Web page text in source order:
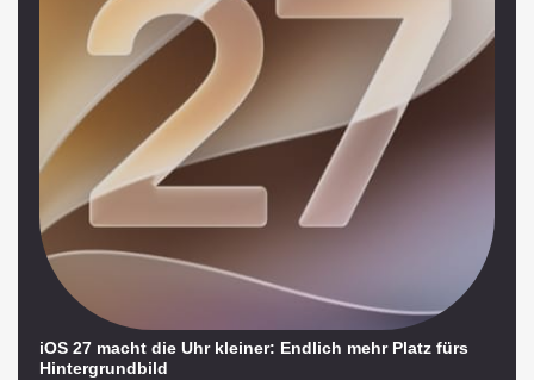
iOS 27 macht die Uhr kleiner: Endlich mehr Platz fürs
Hintergrundbild